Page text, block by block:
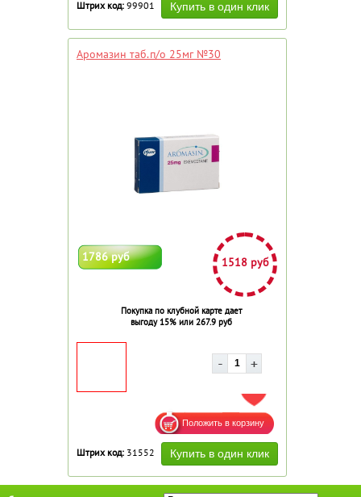
Штрих код: 99901
Аромазин таб.п/о 25мг №30
1786 руб 1518 руб
Покупка по клубной карте дает
выгоду 15% или 267.9 руб
ДОБАВИТЬ В ИЗБРАННОЕ
Штрих код: 31552